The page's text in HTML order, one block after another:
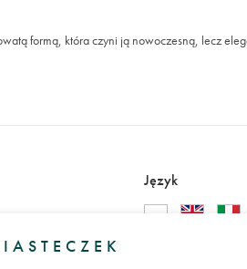
formą, która czyni ją nowoczesną, lecz
Język